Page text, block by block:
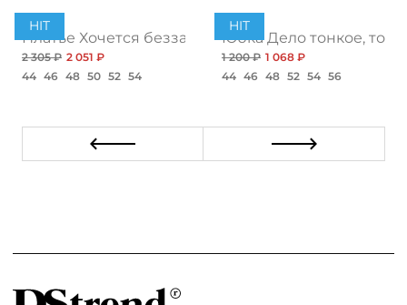
HIT
Платье Хочется беззаботности, топ
2 305 ₽ 2 051 ₽
44 46 48 50 52 54
HIT
Юбка Дело тонкое, топ
1 200 ₽ 1 068 ₽
44 46 48 52 54 56